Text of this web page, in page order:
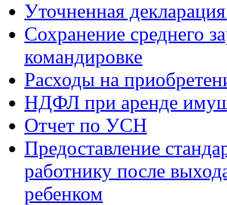
Уточненная
Сохранение среднего
командировке
Расходы на
НДФЛ при аренде
Отчет по УСН
Предоставление
работнику после
ребенком